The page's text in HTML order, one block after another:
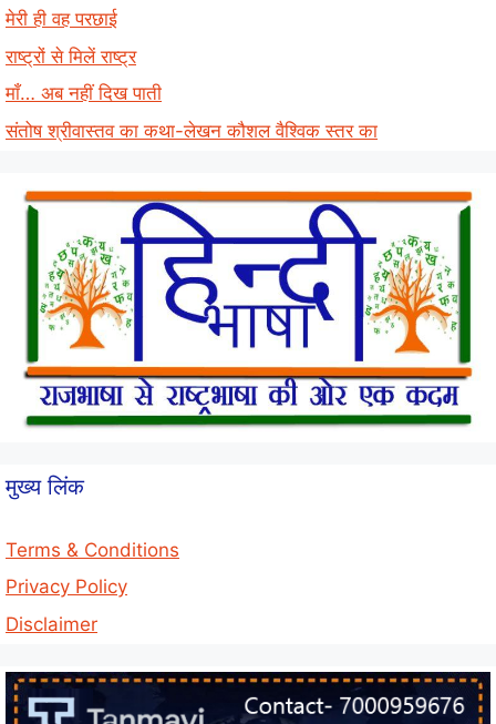
मेरी ही वह परछाई
राष्ट्रों से मिलें राष्ट्र
माँ… अब नहीं दिख पाती
संतोष श्रीवास्तव का कथा-लेखन कौशल वैश्विक स्तर का
मुख्य लिंक
Terms & Conditions
Privacy Policy
Disclaimer